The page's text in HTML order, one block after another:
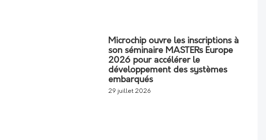
Microchip ouvre les inscriptions à
son séminaire MASTERs Europe
2026 pour accélérer le
développement des systèmes
embarqués
29 juillet 2026